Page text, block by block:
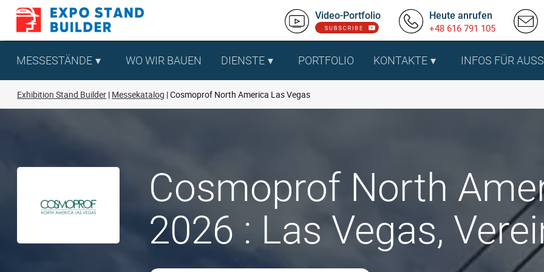
Zum
springen
Video-Portfolio Heute anrufen
+48 616 791 105
MESSESTÄNDE WO WIR BAUEN DIENSTE PORTFOLIO KONTAKTE INFOS FÜR
Exhibition Stand Builder Messekatalog Cosmoprof North America Las Vegas
Cosmoprof North
2026 : Las Vegas,